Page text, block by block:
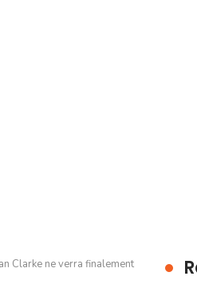
Clarke ne verra finalement